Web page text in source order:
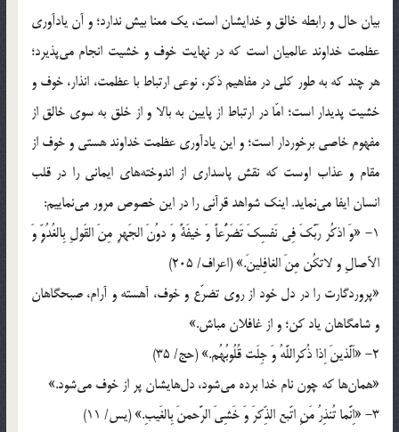
بيان حال و رابطه خالق و خدايشان است، يك معنا بيش ندارد؛ و آن يادآورى
عظمت خداوند عالميان است كه در نهايت خوف و خشيت انجام مى‌پذيرد؛
هر چند كه به طور كلى در مفاهيم ذكر، نوعى ارتباط با عظمت، انذار، خوف و
خشيت پديدار است؛ امّا در ارتباط از پايين به بالا و از خلق به سوى خالق از
مفهوم خاصى برخوردار است؛ و اين يادآورى عظمت خداوند هستى و خوف از
مقام و عذاب اوست كه نقش پاسدارى از اندوخته‌هاى ايمانى را در قلب
انسان ايفا مى‌نمايد. اينك شواهد قرآنى را در اين خصوص مرور مى‌نماييم:
1- «وَ اذكُر رَبَّكَ فِى نَفسِكَ تَضَرُّعاً وَ خيفَةً وَ دوُنَ الجَهرِ مِنَ القَولِ بِالغُدُوِّ وَ
الآصالِ و لاتكُن مِنَ الغافِلينَ.» (اعراف/ 205)
«پروردگارت را در دل خود از روى تضرّع و خوف، آهسته و آرام، صبحگاهان
و شامگاهان ياد كن؛ و از غافلان مباش.»
2- «اَلَّذينَ اِذا ذُكراللَّهُ وَ جِلَت قُلُوبُهُم.» (حج/ 35)
«همان‌ها كه چون نام خدا برده مى‌شود، دل‌هايشان پر از خوف مى‌شود.»
3- «اِنَّما تُنذِرُ مَنِ اتّبع الذِّكرَ وَ خَشِىَ الرَّحمنَ بِالغَيبِ.» (يس/ 11)